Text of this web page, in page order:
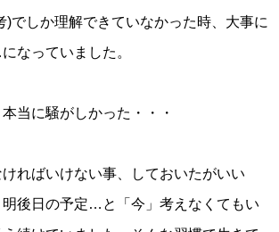
)でしか理解できていなかった時、大事に
なっていました。
当に騒がしかった・・・
ればいけない事、しておいたがいい
後日の予定…と「今」考えなくてもい